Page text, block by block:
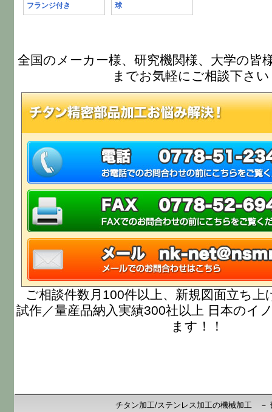
フランジ付き
球
全国のメーカー様、研究機関様、大学の皆
までお気軽にご相談下さい
ご相談件数月100件以上、新規図面立ち上
試作／量産品納入実績300社以上 日本のイ
ます！！
チタン加工/ステンレス加工の機械加工 －